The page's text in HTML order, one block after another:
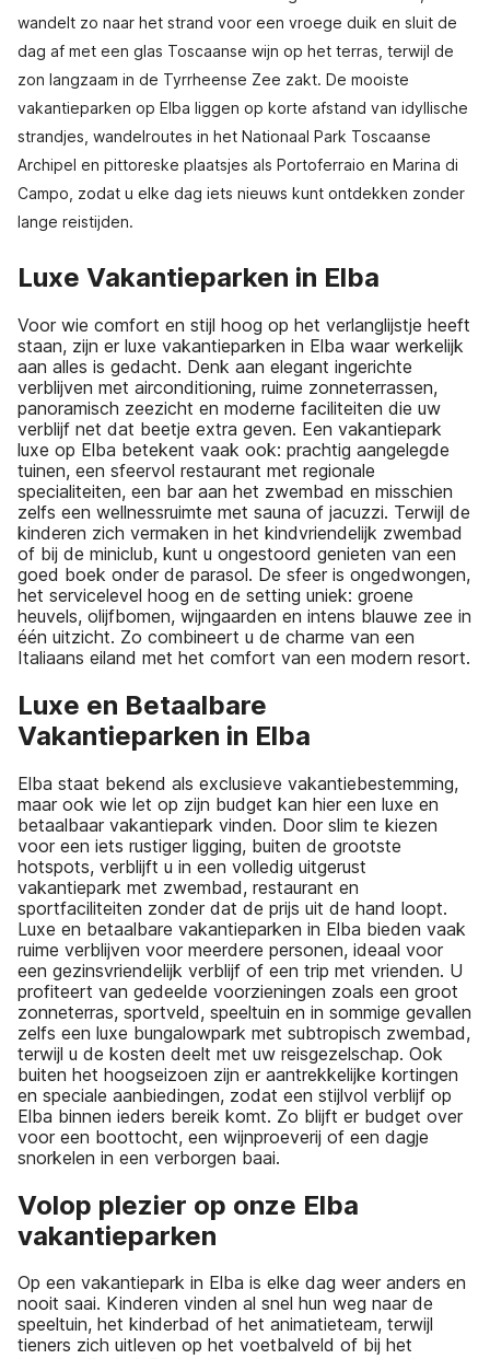
wandelt zo naar het strand voor een vroege duik en sluit de
dag af met een glas Toscaanse wijn op het terras, terwijl de
zon langzaam in de Tyrrheense Zee zakt. De mooiste
vakantieparken op Elba liggen op korte afstand van idyllische
strandjes, wandelroutes in het Nationaal Park Toscaanse
Archipel en pittoreske plaatsjes als Portoferraio en Marina di
Campo, zodat u elke dag iets nieuws kunt ontdekken zonder
lange reistijden.
Luxe Vakantieparken in Elba
Voor wie comfort en stijl hoog op het verlanglijstje heeft
staan, zijn er luxe vakantieparken in Elba waar werkelijk
aan alles is gedacht. Denk aan elegant ingerichte
verblijven met airconditioning, ruime zonneterrassen,
panoramisch zeezicht en moderne faciliteiten die uw
verblijf net dat beetje extra geven. Een vakantiepark
luxe op Elba betekent vaak ook: prachtig aangelegde
tuinen, een sfeervol restaurant met regionale
specialiteiten, een bar aan het zwembad en misschien
zelfs een wellnessruimte met sauna of jacuzzi. Terwijl de
kinderen zich vermaken in het kindvriendelijk zwembad
of bij de miniclub, kunt u ongestoord genieten van een
goed boek onder de parasol. De sfeer is ongedwongen,
het servicelevel hoog en de setting uniek: groene
heuvels, olijfbomen, wijngaarden en intens blauwe zee in
één uitzicht. Zo combineert u de charme van een
Italiaans eiland met het comfort van een modern resort.
Luxe en Betaalbare
Vakantieparken in Elba
Elba staat bekend als exclusieve vakantiebestemming,
maar ook wie let op zijn budget kan hier een luxe en
betaalbaar vakantiepark vinden. Door slim te kiezen
voor een iets rustiger ligging, buiten de grootste
hotspots, verblijft u in een volledig uitgerust
vakantiepark met zwembad, restaurant en
sportfaciliteiten zonder dat de prijs uit de hand loopt.
Luxe en betaalbare vakantieparken in Elba bieden vaak
ruime verblijven voor meerdere personen, ideaal voor
een gezinsvriendelijk verblijf of een trip met vrienden. U
profiteert van gedeelde voorzieningen zoals een groot
zonneterras, sportveld, speeltuin en in sommige gevallen
zelfs een luxe bungalowpark met subtropisch zwembad,
terwijl u de kosten deelt met uw reisgezelschap. Ook
buiten het hoogseizoen zijn er aantrekkelijke kortingen
en speciale aanbiedingen, zodat een stijlvol verblijf op
Elba binnen ieders bereik komt. Zo blijft er budget over
voor een boottocht, een wijnproeverij of een dagje
snorkelen in een verborgen baai.
Volop plezier op onze Elba
vakantieparken
Op een vakantiepark in Elba is elke dag weer anders en
nooit saai. Kinderen vinden al snel hun weg naar de
speeltuin, het kinderbad of het animatieteam, terwijl
tieners zich uitleven op het voetbalveld of bij het